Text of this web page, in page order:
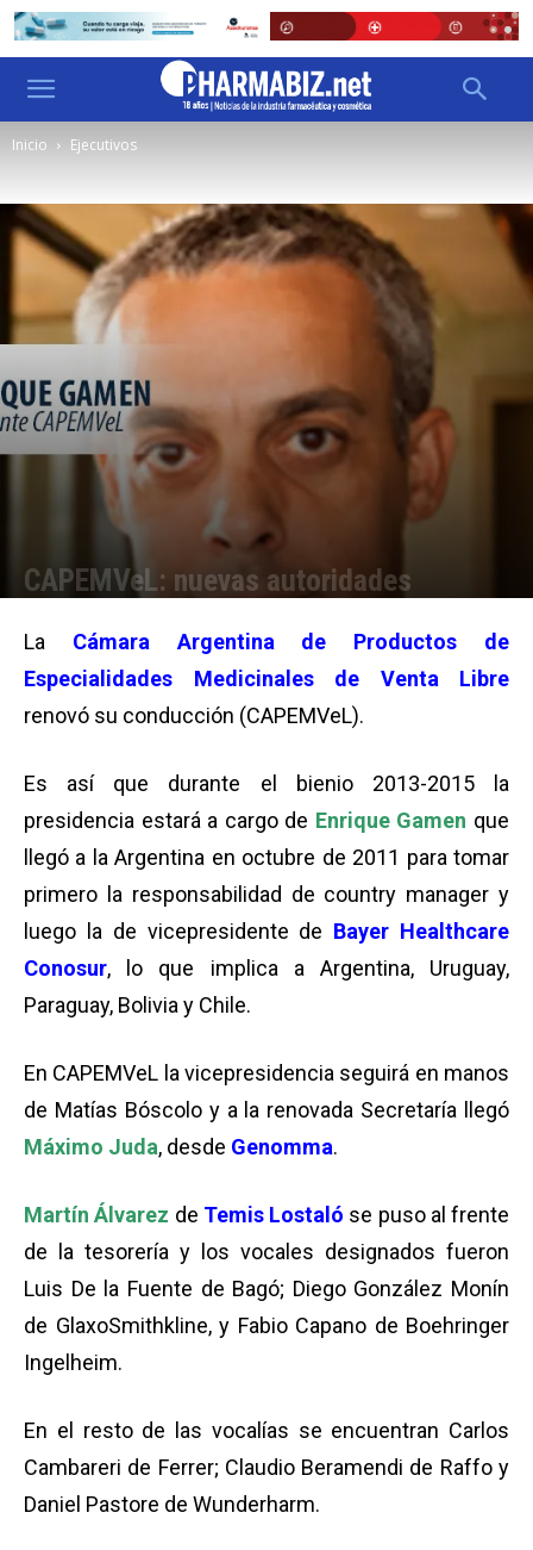
Inicio Ejecutivos
CAPEMVeL: nuevas autoridades
La
Cámara Argentina de Productos de
Especialidades Medicinales de Venta Libre
renovó su conducción (CAPEMVeL).
Es así que durante el bienio 2013-2015 la
presidencia estará a cargo de Enrique Gamen que
llegó a la Argentina en octubre de 2011 para tomar
primero la responsabilidad de country manager y
luego la de vicepresidente de Bayer Healthcare
Conosur, lo que implica a Argentina, Uruguay,
Paraguay, Bolivia y Chile.
En CAPEMVeL la vicepresidencia seguirá en manos
de Matías Bóscolo y a la renovada Secretaría llegó
Máximo Juda, desde Genomma.
Martín Álvarez de Temis Lostaló se puso al frente
de la tesorería y los vocales designados fueron
Luis De la Fuente de Bagó; Diego González Monín
de GlaxoSmithkline, y Fabio Capano de Boehringer
Ingelheim.
En el resto de las vocalías se encuentran Carlos
Cambareri de Ferrer; Claudio Beramendi de Raffo y
Daniel Pastore de Wunderharm.